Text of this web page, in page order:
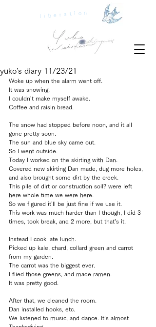
liberation
yuko's diary 11/23/21
Woke up when the alarm went off.
It was snowing.
I couldn’t make myself awake.
Coffee and raisin bread.
The snow had stopped before noon, and it all
gone pretty soon.
The sun and blue sky came out.
So I went outside.
Today I worked on the skirting with Dan.
Covered new skirting Dan made, dug more holes,
and also brought some dirt by the creek.
This pile of dirt or construction soil? were left
here whole time we were here.
So we figured it’ll be just fine if we use it.
This work was much harder than I though, I did 3
times, took break, and 2 more, but that’s it.
Instead I cook late lunch.
Picked up kale, chard, collard green and carrot
from my garden.
The carrot was the biggest ever.
I flied those greens, and made ramen.
It was pretty good.
After that, we cleaned the room.
Dan installed hooks, etc.
We listened to music, and dance. It’s almost